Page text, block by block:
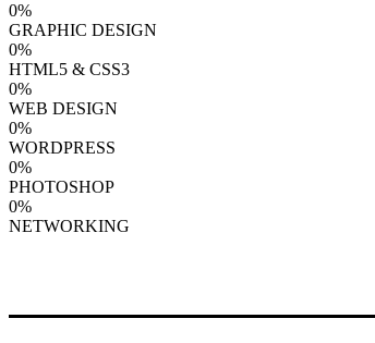
0%
GRAPHIC DESIGN
0%
HTML5 & CSS3
0%
WEB DESIGN
0%
WORDPRESS
0%
PHOTOSHOP
0%
NETWORKING